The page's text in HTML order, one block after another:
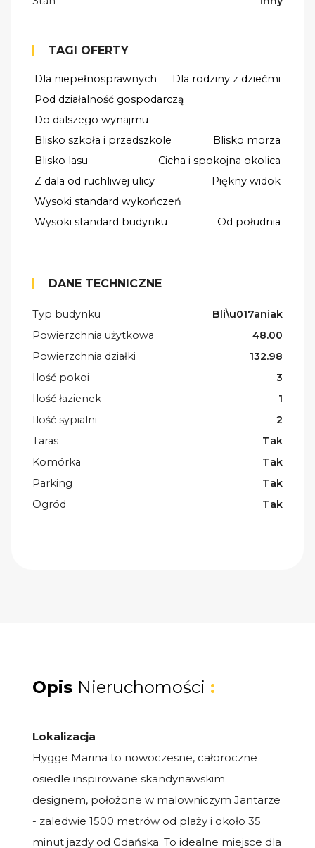
TAGI OFERTY
Dla niepełnosprawnych
Dla rodziny z dziećmi
Pod działalność gospodarczą
Do dalszego wynajmu
Blisko szkoła i przedszkole
Blisko morza
Blisko lasu
Cicha i spokojna okolica
Z dala od ruchliwej ulicy
Piękny widok
Wysoki standard wykończeń
Wysoki standard budynku
Od południa
DANE TECHNICZNE
Typ budynku
Bli\u017aniak
Powierzchnia użytkowa
48.00
Powierzchnia działki
132.98
Ilość pokoi
3
Ilość łazienek
1
Ilość sypialni
2
Taras
Tak
Komórka
Tak
Parking
Tak
Ogród
Tak
Opis Nieruchomości :
Lokalizacja
Hygge Marina to nowoczesne, całoroczne
osiedle inspirowane skandynawskim
designem, położone w malowniczym Jantarze
- zaledwie 1500 metrów od plaży i około 35
minut jazdy od Gdańska. To idealne miejsce dla